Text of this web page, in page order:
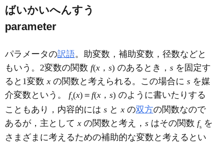
ばいかいへんすう
parameter
パラメータの訳語。助変数，補助変数，径数などと
もいう。2変数の関数 f(x ， s) のあるとき， s を固定す
ると1変数x の関数と考えられる。この場合に s を媒
介変数という。 fs(x)＝ f(x ， s) のように書いたりする
こともあり，内容的には s と x の双方の関数なので
あるが，主として x の関数と考え， s はその関数 fs を
さまざまに考えるための補助的な変数と考えるとい